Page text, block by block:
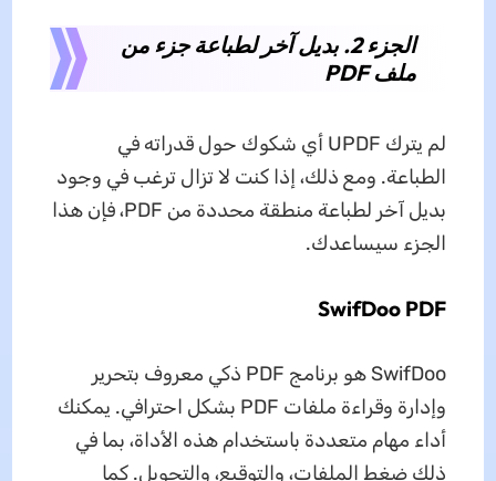
الجزء 2. بديل آخر لطباعة جزء من
ملف PDF
لم يترك UPDF أي شكوك حول قدراته في
الطباعة. ومع ذلك، إذا كنت لا تزال ترغب في وجود
بديل آخر لطباعة منطقة محددة من PDF، فإن هذا
الجزء سيساعدك.
SwifDoo PDF
SwifDoo هو برنامج PDF ذكي معروف بتحرير
وإدارة وقراءة ملفات PDF بشكل احترافي. يمكنك
أداء مهام متعددة باستخدام هذه الأداة، بما في
ذلك ضغط الملفات، والتوقيع، والتحويل. كما